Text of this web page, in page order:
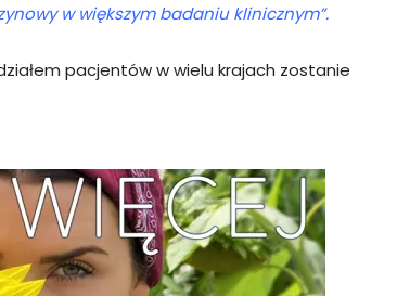
w większym badaniu klinicznym”.
pacjentów w wielu krajach zostanie